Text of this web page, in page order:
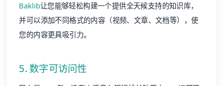
Baklib让您能够轻松构建一个提供全天候支持的知识库，
并可以添加不同格式的内容（视频、文章、文档等），使
您的内容更具吸引力。
5. 数字可访问性